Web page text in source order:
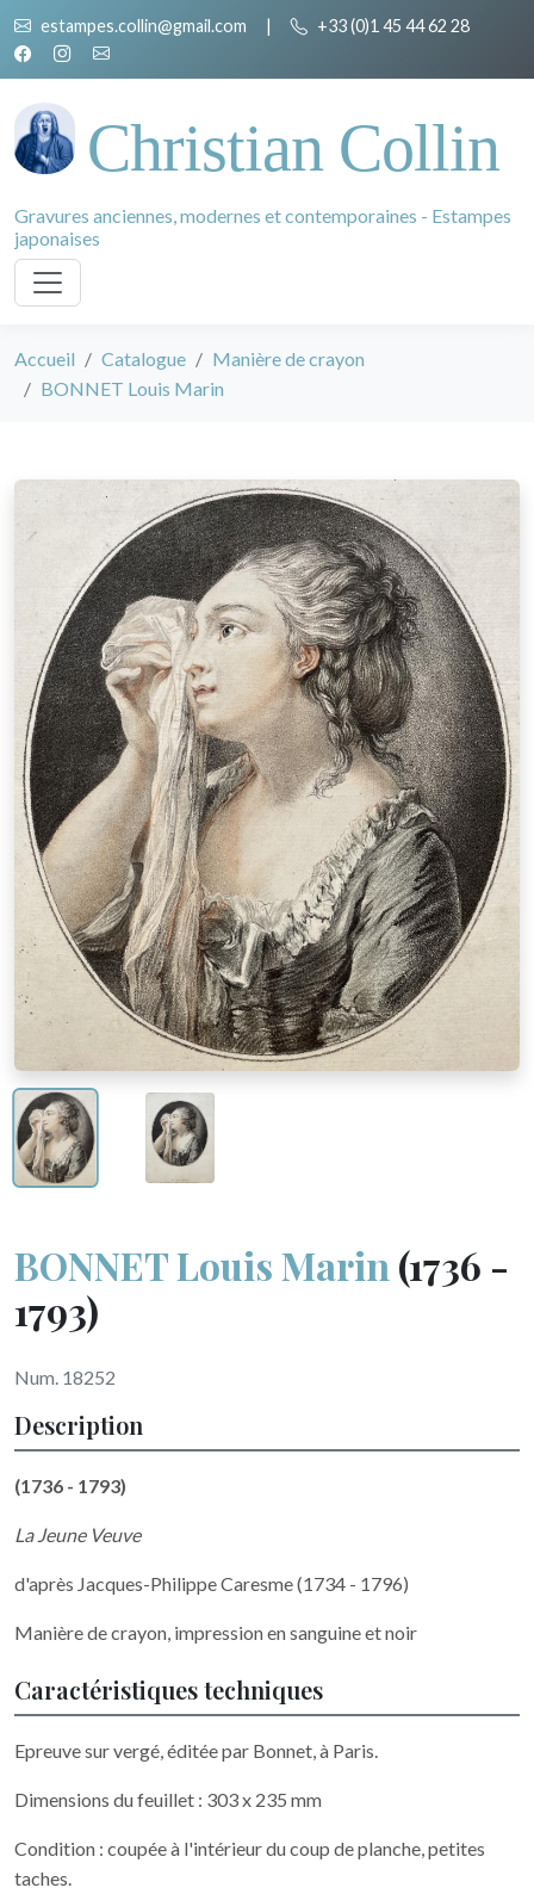
estampes.collin@gmail.com | +33 (0)1 45 44 62 28
Christian Collin
Gravures anciennes, modernes et contemporaines - Estampes
japonaises
Accueil Catalogue
Manière de crayon
BONNET Louis Marin
BONNET Louis Marin (1736 -
1793)
Num. 18252
Description
(1736 - 1793)
La Jeune Veuve
d'après Jacques-Philippe Caresme (1734 - 1796)
Manière de crayon, impression en sanguine et noir
Caractéristiques techniques
Epreuve sur vergé, éditée par Bonnet, à Paris.
Dimensions du feuillet : 303 x 235 mm
Condition : coupée à l'intérieur du coup de planche, petites
taches.